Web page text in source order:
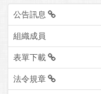
公告訊息
組織成員
表單下載
法令規章